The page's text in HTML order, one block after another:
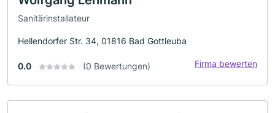
Sanitärinstallateur
Hellendorfer Str. 34, 01816 Bad Gottleuba
0.0 (0 Bewertungen) Firma bewerten